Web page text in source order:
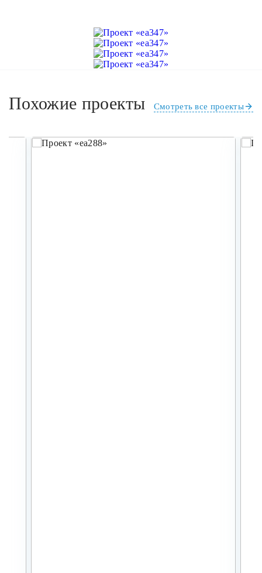
Похожие проекты Смотреть все проекты